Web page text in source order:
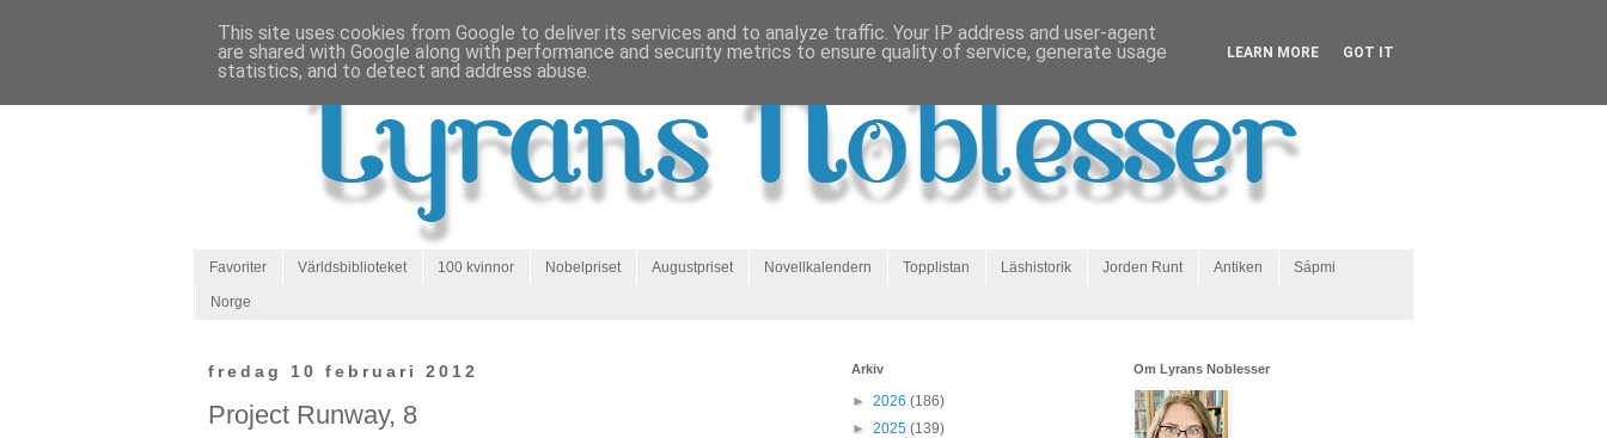
Favoriter Världsbiblioteket 100 kvinnor Nobelpriset Augustpriset Novellkalendern Topplistan Läshistorik Jorden Runt Antiken Sápmi
Norge
fredag 10 februari 2012
Project Runway, 8
Arkiv
► 2026 (186)
► 2025 (139)
Om Lyrans Noblesser
This site uses cookies from Google to deliver its services and to analyze traffic. Your IP address and user-agent
are shared with Google along with performance and security metrics to ensure quality of service, generate usage
statistics, and to detect and address abuse.
LEARN MORE GOT IT